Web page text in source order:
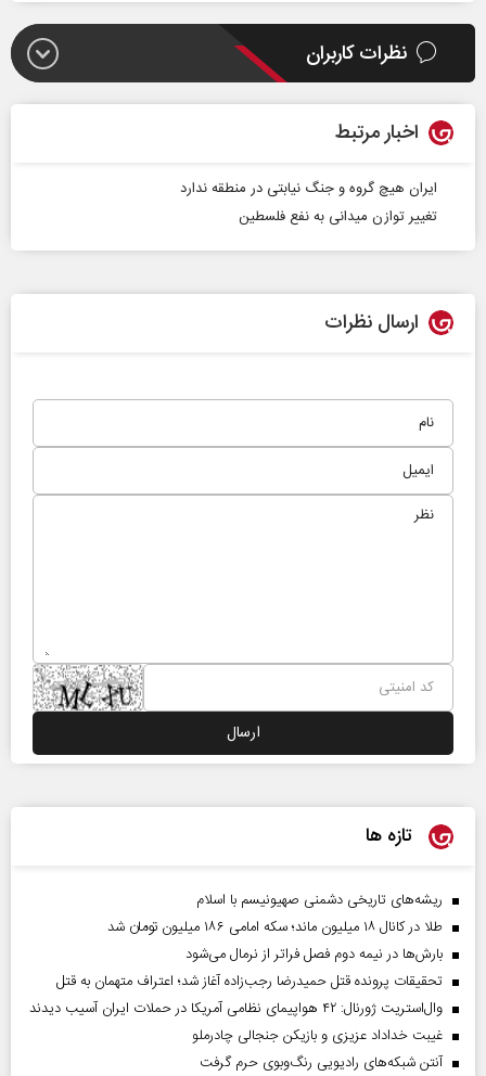
نظرات کاربران
اخبار مرتبط
ایران هیچ گروه و جنگ نیابتی در منطقه ندارد
تغییر توازن میدانی به نفع فلسطین
ارسال نظرات
تازه ها
ریشه‌های تاریخی دشمنی صهیونیسم با اسلام
طلا در کانال ۱۸ میلیون ماند؛ سکه امامی ۱۸۶ میلیون تومان شد
بارش‌ها در نیمه دوم فصل فراتر از نرمال می‌شود
تحقیقات پرونده قتل حمیدرضا رجب‌زاده آغاز شد؛ اعتراف متهمان به قتل
وال‌استریت ژورنال: ۴۲ هواپیمای نظامی آمریکا در حملات ایران آسیب دیدند
غیبت خداداد عزیزی و بازیکن جنجالی چادرملو
آنتن شبکه‌های رادیویی رنگ‌وبوی حرم گرفت